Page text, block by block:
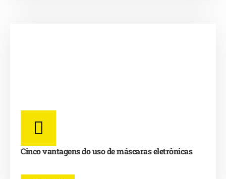
Cinco vantagens do uso de máscaras eletrônicas